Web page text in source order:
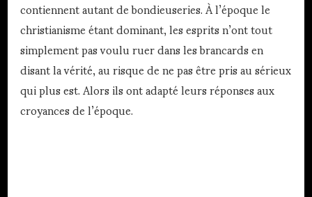
contiennent autant de bondieuseries. À l’époque le
christianisme étant dominant, les esprits n’ont tout
simplement pas voulu ruer dans les brancards en
disant la vérité, au risque de ne pas être pris au sérieux
qui plus est. Alors ils ont adapté leurs réponses aux
croyances de l’époque.